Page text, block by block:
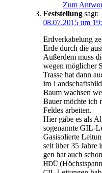
Zum
Feststellung sagt:
08.07.2015 um
Erd­ver­ka­be­lung
Erde durch die
Außer­dem muss
wegen mög­li­cher
Tras­se hat dann
im
Baum wach­sen
Bau­er möch­te ich
Fel­des arbeiten.
Hier gäbe es als
soge­nann­te GIL-
Gas­iso­lier­te
seit über 35
gen hat auch
HDÜ